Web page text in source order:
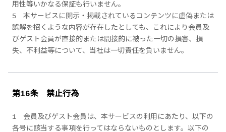
用性等いかなる保証も行いません。
5 本サービスに開示・掲載されているコンテンツに虚偽または
誤解を招くような内容が存在したとしても、これにより会員及
びゲスト会員が直接的または間接的に被った一切の損害、損
失、不利益等について、当社は一切責任を負いません。
第16条 禁止行為
1 会員及びゲスト会員は、本サービスの利用にあたり、以下の
各号に該当する事項を行ってはならないものとします。以下の